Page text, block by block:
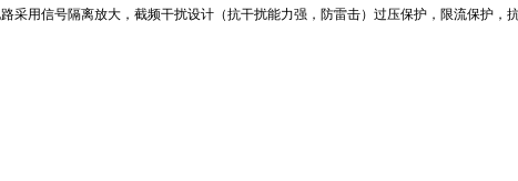
用信号隔离放大，截频干扰设计（抗干扰能力强，防雷击）过压保护，限流保护，